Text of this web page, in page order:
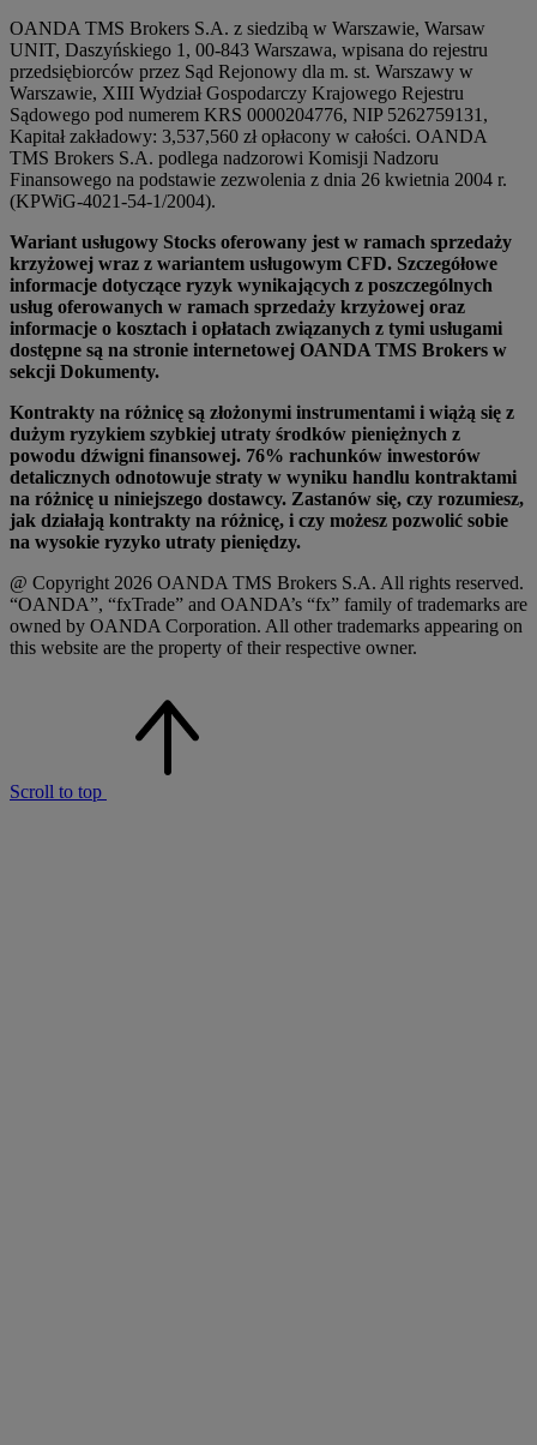
OANDA TMS Brokers S.A. z siedzibą w Warszawie, Warsaw
UNIT, Daszyńskiego 1, 00-843 Warszawa, wpisana do rejestru
przedsiębiorców przez Sąd Rejonowy dla m. st. Warszawy w
Warszawie, XIII Wydział Gospodarczy Krajowego Rejestru
Sądowego pod numerem KRS 0000204776, NIP 5262759131,
Kapitał zakładowy: 3,537,560 zł opłacony w całości. OANDA
TMS Brokers S.A. podlega nadzorowi Komisji Nadzoru
Finansowego na podstawie zezwolenia z dnia 26 kwietnia 2004 r.
(KPWiG-4021-54-1/2004).
Wariant usługowy Stocks oferowany jest w ramach sprzedaży
krzyżowej wraz z wariantem usługowym CFD. Szczegółowe
informacje dotyczące ryzyk wynikających z poszczególnych
usług oferowanych w ramach sprzedaży krzyżowej oraz
informacje o kosztach i opłatach związanych z tymi usługami
dostępne są na stronie internetowej OANDA TMS Brokers w
sekcji Dokumenty.
Kontrakty na różnicę są złożonymi instrumentami i wiążą się z
dużym ryzykiem szybkiej utraty środków pieniężnych z
powodu dźwigni finansowej. 76% rachunków inwestorów
detalicznych odnotowuje straty w wyniku handlu kontraktami
na różnicę u niniejszego dostawcy. Zastanów się, czy rozumiesz,
jak działają kontrakty na różnicę, i czy możesz pozwolić sobie
na wysokie ryzyko utraty pieniędzy.
@ Copyright 2026 OANDA TMS Brokers S.A. All rights reserved.
“OANDA”, “fxTrade” and OANDA’s “fx” family of trademarks are
owned by OANDA Corporation. All other trademarks appearing on
this website are the property of their respective owner.
Scroll to top